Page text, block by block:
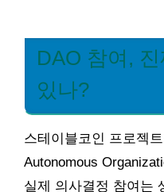
DAO 참여,
있나?
스테이블코인 프로젝
Autonomous
실제 의사결정 참여는